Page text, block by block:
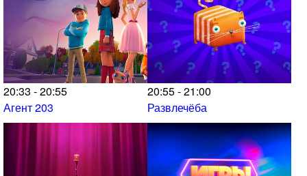
20:33 - 20:55
Агент 203
20:55 - 21:00
Развлечёба